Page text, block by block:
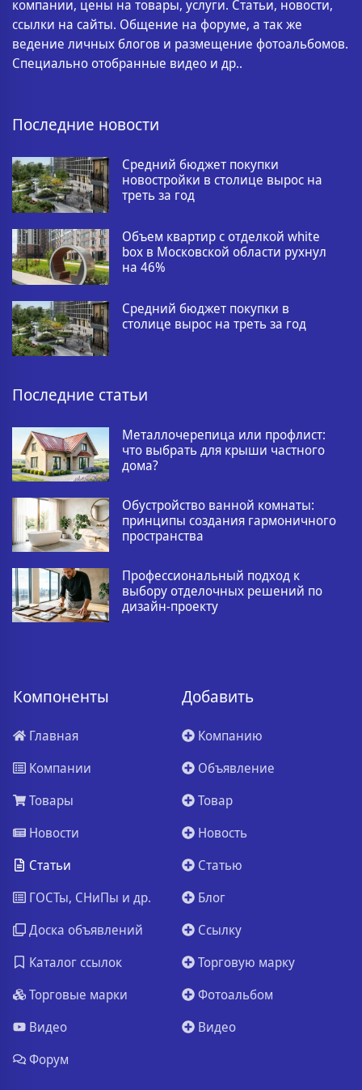
компании, цены на товары, услуги. Статьи, новости,
ссылки на сайты. Общение на форуме, а так же
ведение личных блогов и размещение фотоальбомов.
Специально отобранные видео и др..
Последние новости
Средний бюджет покупки
новостройки в столице вырос на
треть за год
Объем квартир с отделкой white
box в Московской области рухнул
на 46%
Средний бюджет покупки в
столице вырос на треть за год
Последние статьи
Металлочерепица или профлист:
что выбрать для крыши частного
дома?
Обустройство ванной комнаты:
принципы создания гармоничного
пространства
Профессиональный подход к
выбору отделочных решений по
дизайн-проекту
Компоненты
Главная
Компании
Товары
Новости
Статьи
ГОСТы, СНиПы и др.
Доска объявлений
Каталог ссылок
Торговые марки
Видео
Форум
Добавить
Компанию
Объявление
Товар
Новость
Статью
Блог
Ссылку
Торговую марку
Фотоальбом
Видео